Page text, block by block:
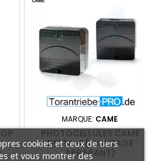
MARQUE: CAME
PHOTOCELLULES CAME
DELTA-E (MONTAGE
APPARANT)
cookies et ceux de tiers
et vous montrer des